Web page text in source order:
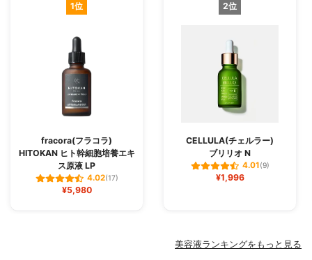
1位
fracora(フラコラ)
HITOKAN ヒト幹細胞培養エキ
ス原液 LP
4.02(17)
¥5,980
2位
CELLULA(チェルラー)
ブリリオ N
4.01(9)
¥1,996
美容液ランキングをもっと見る